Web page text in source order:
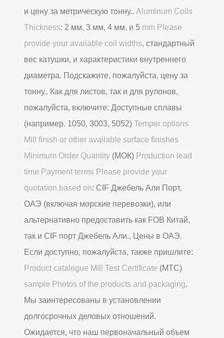
и цену за метрическую тонну.. Aluminum Coils
Thickness: 2 мм, 3 мм, 4 мм, и 5 mm Please
provide your available coil widths, стандартный
вес катушки, и характеристики внутреннего
диаметра. Подскажите, пожалуйста, цену за
тонну.. Как для листов, так и для рулонов,
пожалуйста, включите: Доступные сплавы
(например. 1050, 3003, 5052) Temper options
Mill finish or other available surface finishes
Minimum Order Quantity (МОК) Production lead
time Payment terms Please provide your
quotation based on: CIF Джебель Али Порт,
ОАЭ (включая морские перевозки), или
альтернативно предоставить как FOB Китай,
так и CIF порт Джебель Али., Цены в ОАЭ.
Если доступно, пожалуйста, также пришлите:
Product catalogue Mill Test Certificate (МТС)
sample Photos of the products and packaging.
Мы заинтересованы в установлении
долгосрочных деловых отношений.
Ожидается, что наш первоначальный объем